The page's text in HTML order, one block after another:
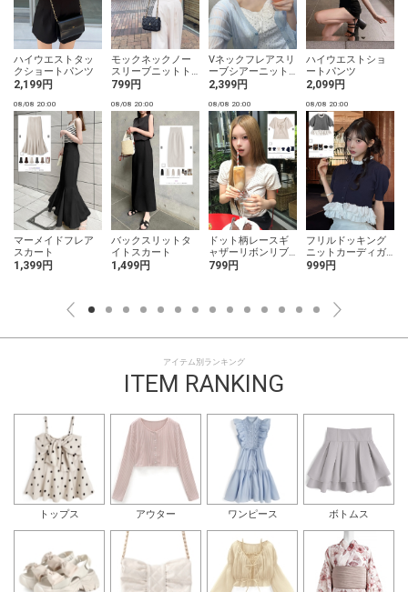
ハイウエストタッ
クショートパンツ
2,199円
モックネックノー
スリーブニットト
ップス
799円
Vネックフレアスリ
ーブシアーニット
カーディガン
2,399円
ハイウエストショ
ートパンツ
2,099円
08/08 20:00
マーメイドフレア
スカート
1,399円
08/08 20:00
バックスリットタ
イトスカート
1,499円
08/08 20:00
ドット柄レースギ
ャザーリボンリブ
トップス
799円
08/08 20:00
フリルドッキング
ニットカーディガ
ン
999円
アイテム別ランキング
ITEM RANKING
トップス アウター ワンピース ボトムス